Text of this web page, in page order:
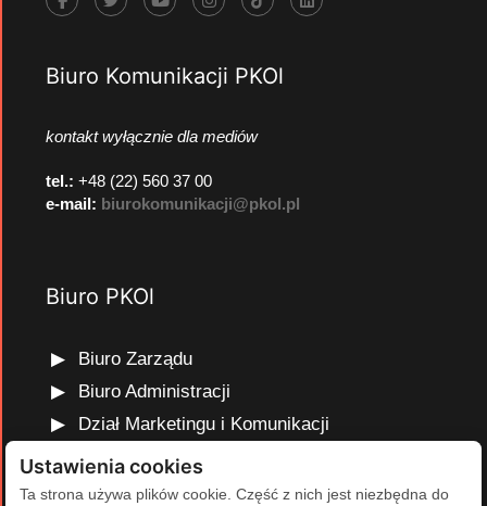
Biuro Komunikacji PKOl
kontakt wyłącznie dla mediów
tel.: +48 (22) 560 37 00
e-mail: biurokomunikacji@pkol.pl
Biuro PKOl
Biuro Zarządu
Biuro Administracji
Dział Marketingu i Komunikacji
Dział Edukacji Olimpijskiej
Dział Finansów i Kadr
Ustawienia cookies
Ta strona używa plików cookie. Część z nich jest niezbędna do